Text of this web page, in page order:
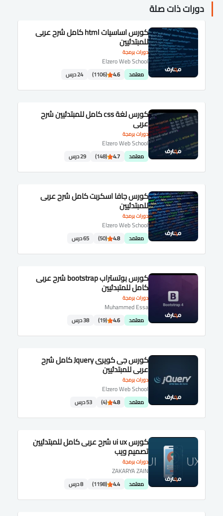
دورات ذات صلة
دورات برمجة
كورس اساسيات html كامل شرح عربى
للمبتدئيين
Elzero Web School
معتمد 4.6
(1106) 24 درس
دورات برمجة
كورس لغة css كامل للمبتدئيين شرح
عربى
Elzero Web School
معتمد 4.7
(148) 29 درس
دورات برمجة
كورس جافا اسكربت كامل شرح عربى
للمبتدئيين
Elzero Web School
معتمد 4.8
(50) 65 درس
دورات برمجة
كورس بوتستراب bootstrap شرح عربى
كامل للمتبدئيين
Muhammed Essa
معتمد 4.6
(19) 38 درس
دورات برمجة
كورس جى كويرى Jquery كامل شرح
عربى للمبتدئيين
Elzero Web School
معتمد 4.8
(4) 53 درس
دورات برمجة
كورس ui ux شرح عربى كامل للمبتدئيين
تصميم ويب
ZAKARYA ZAIN
معتمد 4.4
(1198) 8 درس